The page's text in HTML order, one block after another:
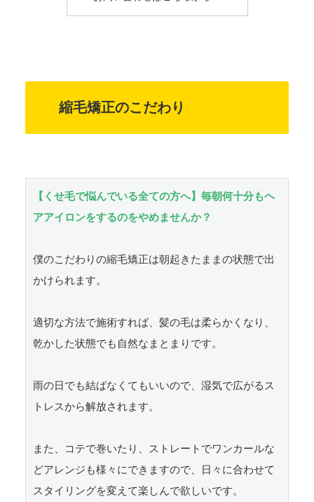
縮毛矯正のこだわり
【くせ毛で悩んでいる全ての方へ】毎朝何十分もヘ
アアイロンをするのをやめませんか？
僕のこだわりの縮毛矯正は朝起きたままの状態で出
かけられます。
適切な方法で施術すれば、髪の毛は柔らかくなり、
乾かした状態でも自然なまとまりです。
雨の日でも結ばなくてもいいので、湿気で広がるス
トレスから解放されます。
また、コテで巻いたり、ストレートでワンカールな
どアレンジも様々にできますので、日々に合わせて
スタイリングを変えて楽しんで欲しいです。